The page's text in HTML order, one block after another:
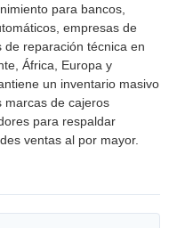
para bancos,
empresas de
reparación técnica en
África, Europa y
un inventario masivo
marcas de cajeros
para respaldar
ventas al por mayor.